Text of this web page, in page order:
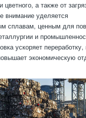
цветного, а также от
внимание уделяется
сплавам, ценным для
и
ускоряет
экономическую